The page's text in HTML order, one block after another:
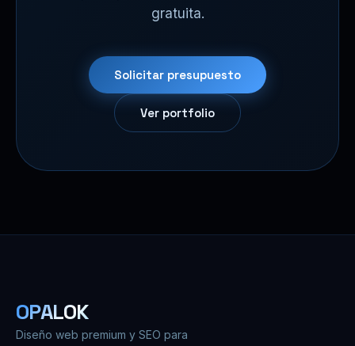
gratuita.
Solicitar presupuesto
Ver portfolio
OPALOK
Diseño web premium y SEO para